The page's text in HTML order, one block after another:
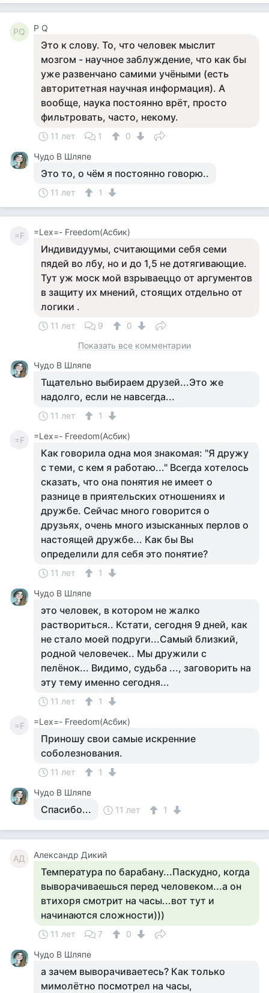
PQ P Q
Это к слову. То, что человек мыслит
мозгом - научное заблуждение, что как бы
уже развенчано самими учёными (есть
авторитетная научная информация). А
вообще, наука постоянно врёт, просто
фильтровать, часто, некому.
11 лет 1
0
Чудо В Шляпе
Это то, о чём я постоянно говорю..
11 лет 1
=F =Lex=- Freedom(Асбик)
Индивидуумы, считающими себя семи
пядей во лбу, но и до 1,5 не дотягивающие.
Тут уж моск мой взрываеццо от аргументов
в защиту их мнений, стоящих отдельно от
логики .
11 лет 9
0
Показать все комментарии
Чудо В Шляпе
Тщательно выбираем друзей...Это же
надолго, если не навсегда...
11 лет 1
=F =Lex=- Freedom(Асбик)
Как говорила одна моя знакомая: "Я дружу
с теми, с кем я работаю..." Всегда хотелось
сказать, что она понятия не имеет о
разнице в приятельских отношениях и
дружбе. Сейчас много говорится о
друзьях, очень много изысканных перлов о
настоящей дружбе... Как бы Вы
определили для себя это понятие?
11 лет
1
Чудо В Шляпе
это человек, в котором не жалко
раствориться.. Кстати, сегодня 9 дней, как
не стало моей подруги...Самый близкий,
родной человечек.. Мы дружили с
пелёнок... Видимо, судьба ..., заговорить на
эту тему именно сегодня...
11 лет 1
=F =Lex=- Freedom(Асбик)
Приношу свои самые искренние
соболезнования.
11 лет
1
Чудо В Шляпе
Спасибо... 11 лет 1
АД Александр Дикий
Температура по барабану...Паскудно, когда
выворачиваешься перед человеком...а он
втихоря смотрит на часы...вот тут и
начинаются сложности)))
11 лет 7
0
Чудо В Шляпе
а зачем выворачиваетесь? Как только
мимолётно посмотрел на часы,